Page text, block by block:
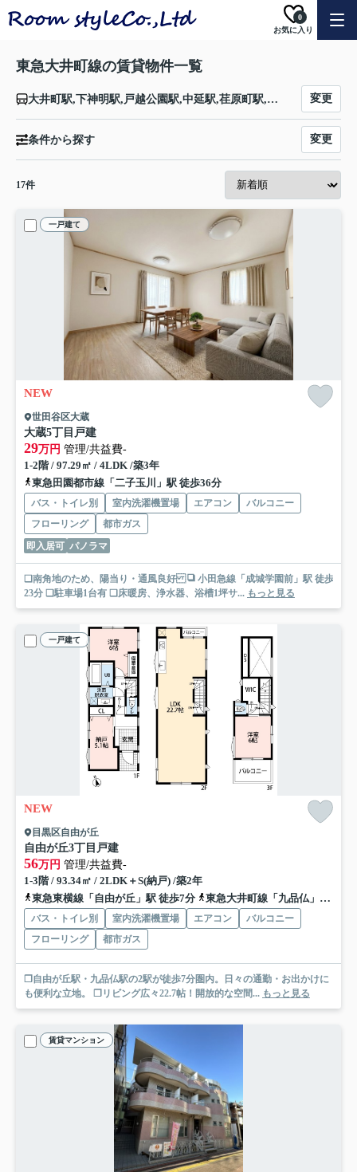
お気に入り
0
東急大井町線の賃貸物件一覧
大井町駅,下神明駅,戸越公園駅,中延駅,荏原町駅,旗の台駅,北千束駅,大岡山駅,緑が丘駅,自由が丘駅,九品仏駅,尾山台駅,等々力駅,上野毛駅,二子玉川駅,二子新地駅,高津駅,武蔵溝ノ口駅 変更
条件から探す 変更
17件
一戸建て
NEW
世田谷区大蔵
大蔵5丁目戸建
29万円 管理/共益費-
1-2階 / 97.29㎡ / 4LDK /築3年
東急田園都市線「二子玉川」駅 徒歩36分
バス・トイレ別 室内洗濯機置場 エアコン
バルコニー
フローリング
都市ガス
即入居可 パノラマ
❑南角地のため、陽当り・通風良好 ❑ 小田急線「成城学園前」駅 徒歩
23分 ❑駐車場1台有 ❑床暖房、浄水器、浴槽1坪サ... もっと見る
一戸建て
NEW
目黒区自由が丘
自由が丘3丁目戸建
56万円 管理/共益費-
1-3階 / 93.34㎡ / 2LDK＋S(納戸) /築2年
東急東横線「自由が丘」駅 徒歩7分
東急大井町線「九品仏」駅 徒歩7分
バス・トイレ別 室内洗濯機置場 エアコン
バルコニー
フローリング
都市ガス
❒自由が丘駅・九品仏駅の2駅が徒歩7分圏内。日々の通勤・お出かけに
も便利な立地。 ❒リビング広々22.7帖！開放的な空間... もっと見る
賃貸マンション